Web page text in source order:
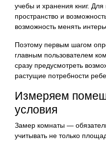
учебы и хранения книг.
пространство и
возможность менять
Поэтому первым шагом
главным пользователем
сразу предусмотреть
растущие потребности
Измеряем
условия
Замер комнаты —
учитывать не только